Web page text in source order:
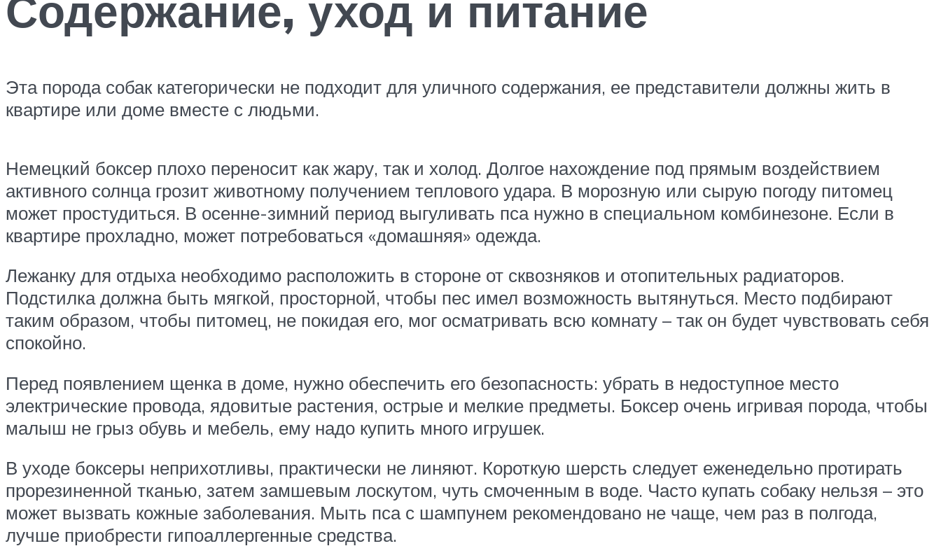
Эта порода собак категорически не подходит для уличного содержания, ее представители должны жить в
квартире или доме вместе с людьми.
Немецкий боксер плохо переносит как жару, так и холод. Долгое нахождение под прямым воздействием
активного солнца грозит животному получением теплового удара. В морозную или сырую погоду питомец
может простудиться. В осенне-зимний период выгуливать пса нужно в специальном комбинезоне. Если в
квартире прохладно, может потребоваться «домашняя» одежда.
Лежанку для отдыха необходимо расположить в стороне от сквозняков и отопительных радиаторов.
Подстилка должна быть мягкой, просторной, чтобы пес имел возможность вытянуться. Место подбирают
таким образом, чтобы питомец, не покидая его, мог осматривать всю комнату – так он будет чувствовать себя
спокойно.
Перед появлением щенка в доме, нужно обеспечить его безопасность: убрать в недоступное место
электрические провода, ядовитые растения, острые и мелкие предметы. Боксер очень игривая порода, чтобы
малыш не грыз обувь и мебель, ему надо купить много игрушек.
В уходе боксеры неприхотливы, практически не линяют. Короткую шерсть следует еженедельно протирать
прорезиненной тканью, затем замшевым лоскутом, чуть смоченным в воде. Часто купать собаку нельзя – это
может вызвать кожные заболевания. Мыть пса с шампунем рекомендовано не чаще, чем раз в полгода,
лучше приобрести гипоаллергенные средства.